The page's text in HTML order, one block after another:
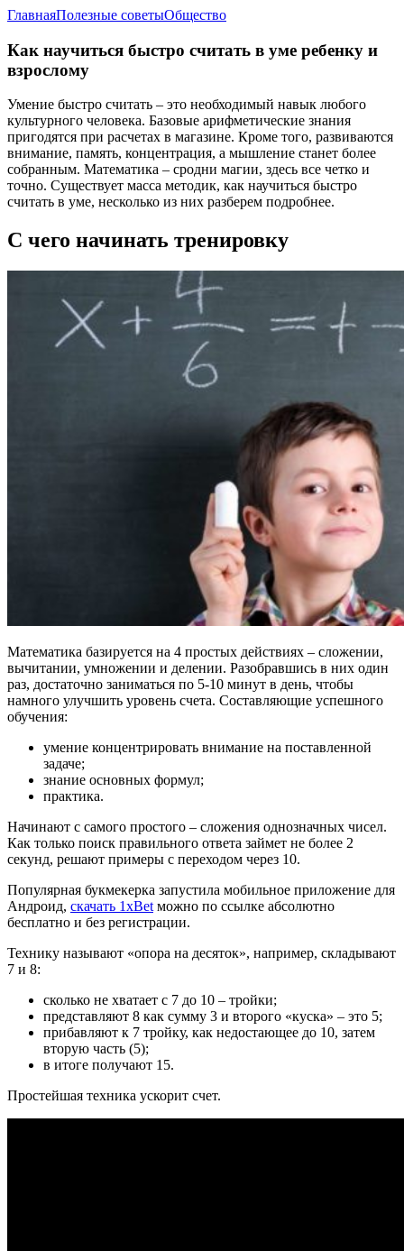
ГлавнаяПолезные советыОбщество
Как научиться быстро считать в уме ребенку и
взрослому
Умение быстро считать – это необходимый навык любого
культурного человека. Базовые арифметические знания
пригодятся при расчетах в магазине. Кроме того, развиваются
внимание, память, концентрация, а мышление станет более
собранным. Математика – сродни магии, здесь все четко и
точно. Существует масса методик, как научиться быстро
считать в уме, несколько из них разберем подробнее.
С чего начинать тренировку
Математика базируется на 4 простых действиях – сложении,
вычитании, умножении и делении. Разобравшись в них один
раз, достаточно заниматься по 5-10 минут в день, чтобы
намного улучшить уровень счета. Составляющие успешного
обучения:
умение концентрировать внимание на поставленной
задаче;
знание основных формул;
практика.
Начинают с самого простого – сложения однозначных чисел.
Как только поиск правильного ответа займет не более 2
секунд, решают примеры с переходом через 10.
Популярная букмекерка запустила мобильное приложение для
Андроид, скачать 1xBet можно по ссылке абсолютно
бесплатно и без регистрации.
Технику называют «опора на десяток», например, складывают
7 и 8:
сколько не хватает с 7 до 10 – тройки;
представляют 8 как сумму 3 и второго «куска» – это 5;
прибавляют к 7 тройку, как недостающее до 10, затем
вторую часть (5);
в итоге получают 15.
Простейшая техника ускорит счет.